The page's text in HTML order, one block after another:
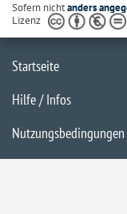
Sofern nichtanders
Lizenz
Startseite
Hilfe / Infos
Nutzungsbedingungen